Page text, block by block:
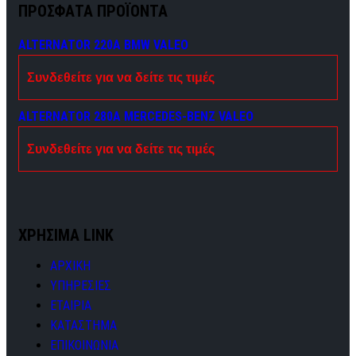
ΠΡΟΣΦΑΤΑ ΠΡΟΪΟΝΤΑ
ALTERNATOR 220A BMW VALEO
Συνδεθείτε για να δείτε τις τιμές
ALTERNATOR 280A MERCEDES-BENZ VALEO
Συνδεθείτε για να δείτε τις τιμές
ΧΡΗΣΙΜΑ LINK
ΑΡΧΙΚΗ
ΥΠΗΡΕΣΙΕΣ
ΕΤΑΙΡΙΑ
ΚΑΤΑΣΤΗΜΑ
ΕΠΙΚΟΙΝΩΝΙΑ